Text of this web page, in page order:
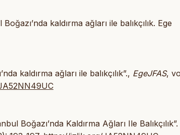
kaldırma ağları ile balıkçılık. Ege
kaldırma ağları ile balıkçılık”., EgeJFAS,
Boğazı’nda Kaldırma Ağları Ile Balıkçılık”.